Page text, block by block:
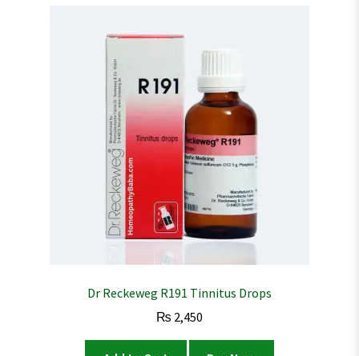
Dr Reckeweg R191 Tinnitus Drops
₨ 2,450